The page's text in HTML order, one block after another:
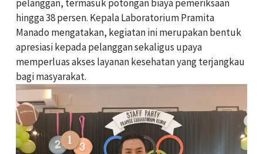
pelanggan, termasuk potongan biaya pemeriksaan
hingga 38 persen. Kepala Laboratorium Pramita
Manado mengatakan, kegiatan ini merupakan bentuk
apresiasi kepada pelanggan sekaligus upaya
memperluas akses layanan kesehatan yang terjangkau
bagi masyarakat.